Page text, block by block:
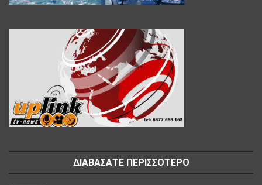
ΔΙΑΒΑΣΑΤΕ ΠΕΡΙΣΣΟΤΕΡΟ